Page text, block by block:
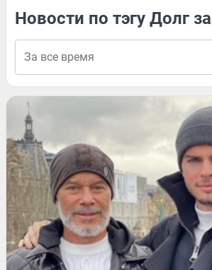
Новости по тэгу Долг